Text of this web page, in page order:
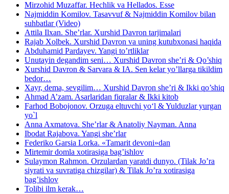
Mirzohid Muzaffar. Hechlik va Hellados. Esse
Najmiddin Komilov. Tasavvuf & Najmiddin Komilov bilan
suhbatlar (Video)
Attila Ilxan. She’rlar. Xurshid Davron tarjimalari
Rajab Xolbek. Xurshid Davron va uning kutubxonasi haqida
Abduhamid Pardayev. Yangi to’rtliklar
Unutayin degandim seni… Xurshid Davron she’ri & Qo’shiq
Xurshid Davron & Sarvara & IA. Sen kelar yo’llarga tikildim
bedor…
Xayr, dema, sevgilim… Xurshid Davron she’ri & Ikki qo’shiq
Ahmad A’zam. Asarlaridan fiqralar & Ikki kitob
Farhod Bobojonov. Orzuga eltuvchi yo‘l & Yulduzlar yurgan
yo`l
Anna Axmatova. She’rlar & Anatoliy Nayman. Anna
Ibodat Rajabova. Yangi she’rlar
Federiko Garsia Lorka. «Tamarit devoni»dan
Mirtemir domla xotirasiga bag’ishlov
Sulaymon Rahmon. Orzulardan yaratdi dunyo. (Tilak Jo’ra
siyrati va suvratiga chizgilar) & Tilak Jo’ra xotirasiga
bag’ishlov
Tolibi ilm kerak…